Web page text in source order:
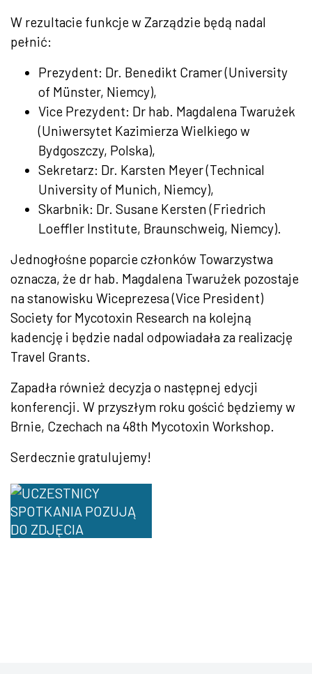
W rezultacie funkcje w Zarządzie będą nadal
pełnić:
Prezydent: Dr. Benedikt Cramer (University
of Münster, Niemcy),
Vice Prezydent: Dr hab. Magdalena Twarużek
(Uniwersytet Kazimierza Wielkiego w
Bydgoszczy, Polska),
Sekretarz: Dr. Karsten Meyer (Technical
University of Munich, Niemcy),
Skarbnik: Dr. Susane Kersten (Friedrich
Loeffler Institute, Braunschweig, Niemcy).
Jednogłośne poparcie członków Towarzystwa
oznacza, że dr hab. Magdalena Twarużek pozostaje
na stanowisku Wiceprezesa (Vice President)
Society for Mycotoxin Research na kolejną
kadencję i będzie nadal odpowiadała za realizację
Travel Grants.
Zapadła również decyzja o następnej edycji
konferencji. W przyszłym roku gościć będziemy w
Brnie, Czechach na 48th Mycotoxin Workshop.
Serdecznie gratulujemy!